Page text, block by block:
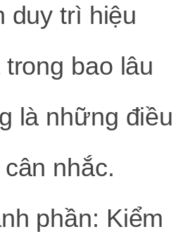
duy trì hiệu
trong bao lâu
là những điều
nhắc.
phần: Kiểm